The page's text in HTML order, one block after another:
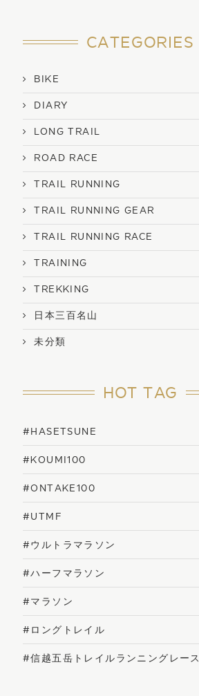
CATEGORIES
BIKE
DIARY
LONG TRAIL
ROAD RACE
TRAIL RUNNING
TRAIL RUNNING GEAR
TRAIL RUNNING RACE
TRAINING
TREKKING
日本三百名山
未分類
HOT TAG
#HASETSUNE
#KOUMI100
#ONTAKE100
#UTMF
#ウルトラマラソン
#ハーフマラソン
#マラソン
#ロングトレイル
#信越五岳トレイルランニングレース